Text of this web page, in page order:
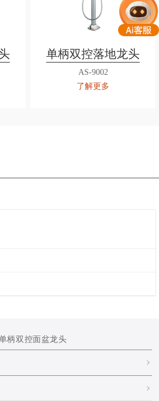
单柄双控落地龙头
AS-9002
了解更多
柄双控面盆龙头